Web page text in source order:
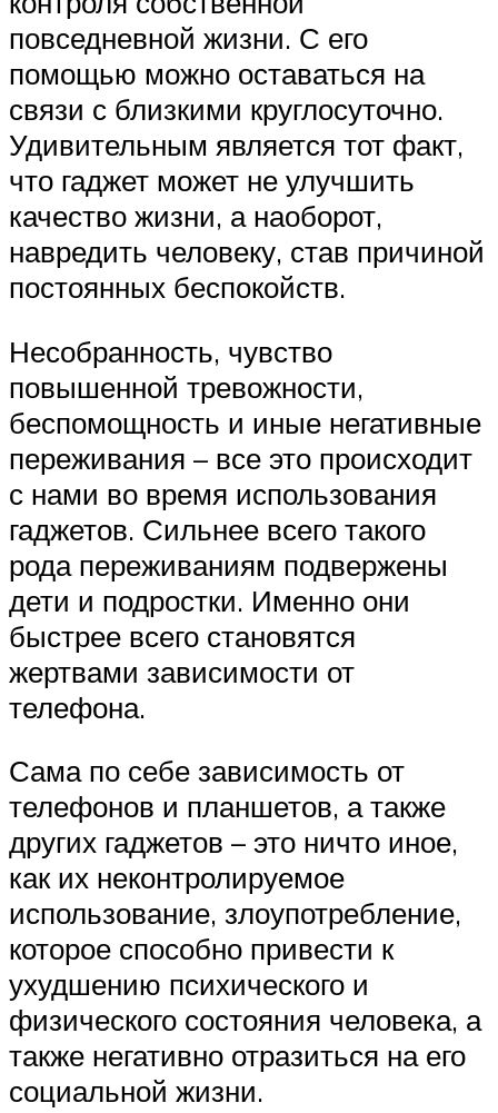
повседневной жизни. С его
помощью можно оставаться на
связи с близкими круглосуточно.
Удивительным является тот факт,
что гаджет может не улучшить
качество жизни, а наоборот,
навредить человеку, став причиной
постоянных беспокойств.
Несобранность, чувство
повышенной тревожности,
беспомощность и иные негативные
переживания – все это происходит
с нами во время использования
гаджетов. Сильнее всего такого
рода переживаниям подвержены
дети и подростки. Именно они
быстрее всего становятся
жертвами зависимости от
телефона.
Сама по себе зависимость от
телефонов и планшетов, а также
других гаджетов – это ничто иное,
как их неконтролируемое
использование, злоупотребление,
которое способно привести к
ухудшению психического и
физического состояния человека, а
также негативно отразиться на его
социальной жизни.